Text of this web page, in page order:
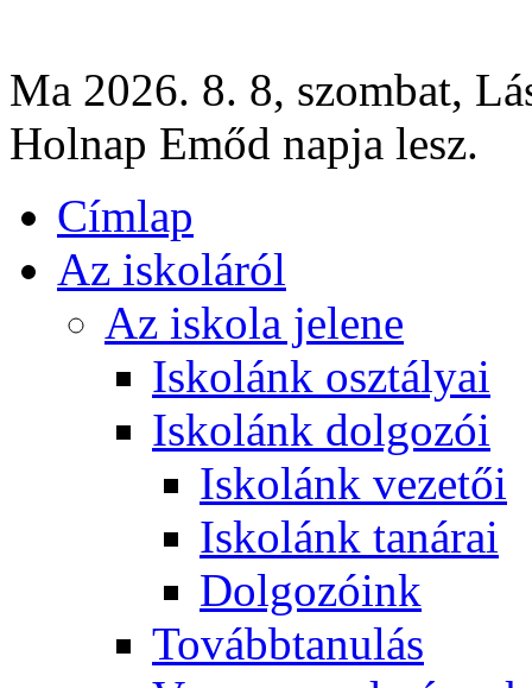
Ma 2026. 8. 8, szombat,
Holnap Emőd napja lesz.
Címlap
Az iskoláról
Az iskola jelene
Iskolánk osztályai
Iskolánk dolgozói
Iskolánk vezetői
Iskolánk tanárai
Dolgozóink
Továbbtanulás